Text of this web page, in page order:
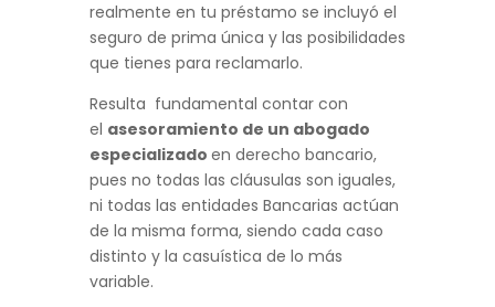
realmente en tu préstamo se incluyó el
seguro de prima única y las posibilidades
que tienes para reclamarlo.
Resulta fundamental contar con
el asesoramiento de un abogado
especializado en derecho bancario,
pues no todas las cláusulas son iguales,
ni todas las entidades Bancarias actúan
de la misma forma, siendo cada caso
distinto y la casuística de lo más
variable.